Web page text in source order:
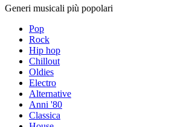
Generi musicali più popolari
Pop
Rock
Hip hop
Chillout
Oldies
Electro
Alternative
Anni '80
Classica